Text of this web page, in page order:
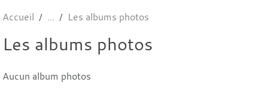
Accueil Les albums photos
Les albums photos
Aucun album photos